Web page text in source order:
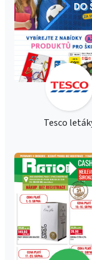
Tesco